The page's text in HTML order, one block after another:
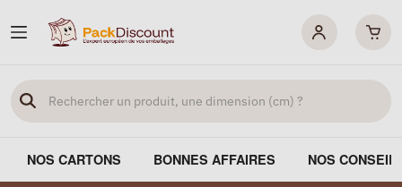
NOS CARTONS BONNES AFFAIRES NOS